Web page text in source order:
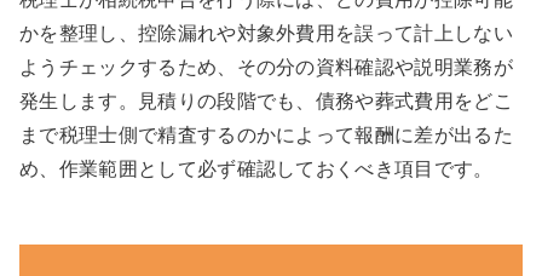
かを整理し、控除漏れや対象外費用を誤って計上しない
ようチェックするため、その分の資料確認や説明業務が
発生します。見積りの段階でも、債務や葬式費用をどこ
まで税理士側で精査するのかによって報酬に差が出るた
め、作業範囲として必ず確認しておくべき項目です。